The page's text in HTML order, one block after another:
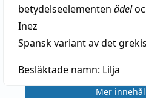
betydelseelementen ädel
Inez
Spansk variant av det
Besläktade namn: Lilja
Mer